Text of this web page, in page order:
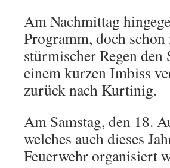
Am Nachmittag
Programm, doch schon
stürmischer Regen
einem kurzen Imbiss
zurück nach Kurtinig.
Am Samstag, den 18.
welches auch dieses
Feuerwehr organisiert